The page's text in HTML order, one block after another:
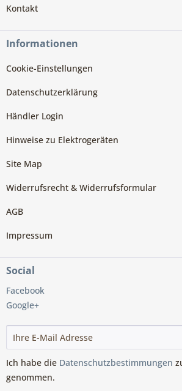
Kontakt
Informationen
Cookie-Einstellungen
Datenschutzerklärung
Händler Login
Hinweise zu Elektrogeräten
Site Map
Widerrufsrecht & Widerrufsformular
AGB
Impressum
Social
Facebook
Google+
Ich habe die Datenschutzbestimmungen
genommen.